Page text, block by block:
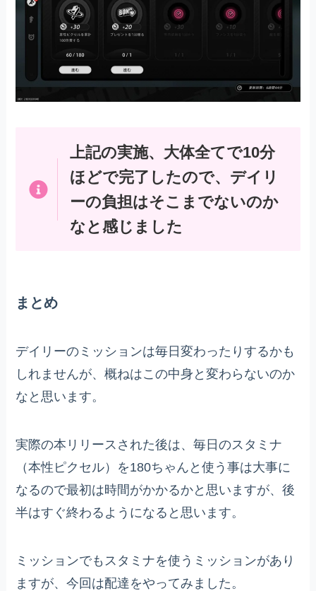
上記の実施、大体全てで10分
ほどで完了したので、デイリ
ーの負担はそこまでないのか
なと感じました
まとめ
デイリーのミッションは毎日変わったりするかも
しれませんが、概ねはこの中身と変わらないのか
なと思います。
実際の本リリースされた後は、毎日のスタミナ
（本性ピクセル）を180ちゃんと使う事は大事に
なるので最初は時間がかかるかと思いますが、後
半はすぐ終わるようになると思います。
ミッションでもスタミナを使うミッションがあり
ますが、今回は配達をやってみました。